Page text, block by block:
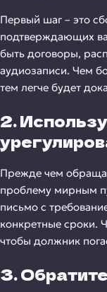
Первый шаг – это
подтверждающих
быть договоры,
аудиозаписи. Чем
тем легче будет
2.
Прежде чем
проблему мирным
письмо с
конкретные сроки.
чтобы должник
3.